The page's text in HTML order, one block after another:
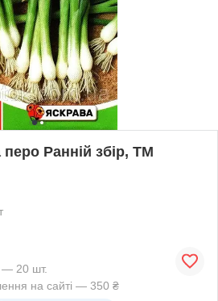
перо Ранній збір, ТМ
— 20 шт.
на сайті — 350 ₴